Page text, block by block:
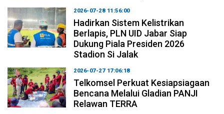
2026-07-28 11:56:00
Hadirkan Sistem Kelistrikan
Berlapis, PLN UID Jabar Siap
Dukung Piala Presiden 2026
Stadion Si Jalak
2026-07-27 17:06:18
Telkomsel Perkuat Kesiapsiagaan
Bencana Melalui Gladian PANJI
Relawan TERRA